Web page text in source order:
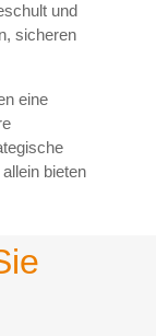
und
sicheren
eine
bieten